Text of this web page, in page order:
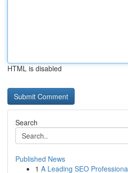
HTML is disabled
Search
Published News
1 A Leading SEO